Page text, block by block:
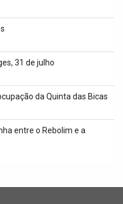
31 de julho
da Quinta das Bicas
entre o Rebolim e a